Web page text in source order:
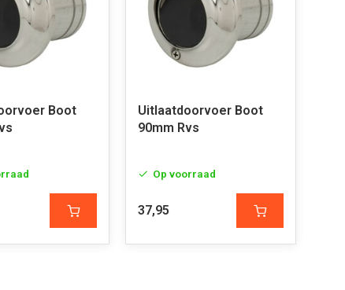
Boot
Uitlaatdoorvoer Boot
90mm Rvs
Op voorraad
37,95